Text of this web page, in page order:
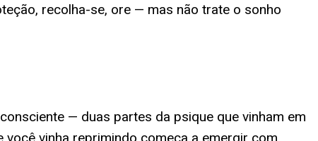
recolha-se, ore — mas não trate o sonho
— duas partes da psique que vinham em
vinha reprimindo começa a emergir com